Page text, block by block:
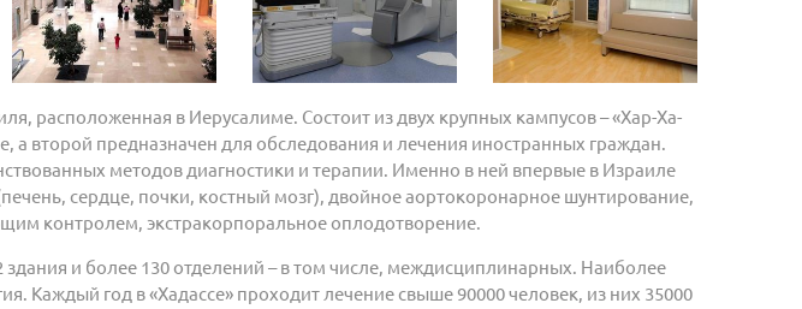
расположенная в Иерусалиме. Состоит из двух крупных кампусов – «Хар-Ха-
второй предназначен для обследования и лечения иностранных граждан.
методов диагностики и терапии. Именно в ней впервые в Израиле
сердце, почки, костный мозг), двойное аортокоронарное шунтирование,
контролем, экстракорпоральное оплодотворение.
и более 130 отделений – в том числе, междисциплинарных. Наиболее
Каждый год в «Хадассе» проходит лечение свыше 90000 человек, из них 35000